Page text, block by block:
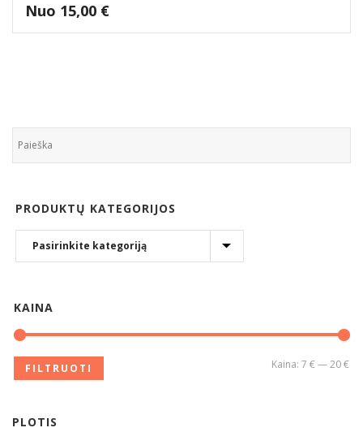
Nuo 15,00 €
PRODUKTŲ KATEGORIJOS
KAINA
FILTRUOTI Kaina: 7 €—20 €
PLOTIS